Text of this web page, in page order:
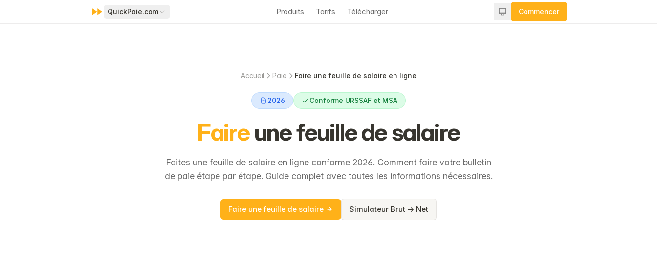
QuickPaie.com Produits Tarifs Télécharger Commencer
Accueil Paie Faire une feuille de salaire en ligne
2026 Conforme URSSAF et MSA
Faireune feuille de salaire
Faites une feuille de salaire en ligne conforme 2026. Comment faire votre bulletin
de paie étape par étape. Guide complet avec toutes les informations nécessaires.
Faire une feuille de salaire Simulateur Brut → Net